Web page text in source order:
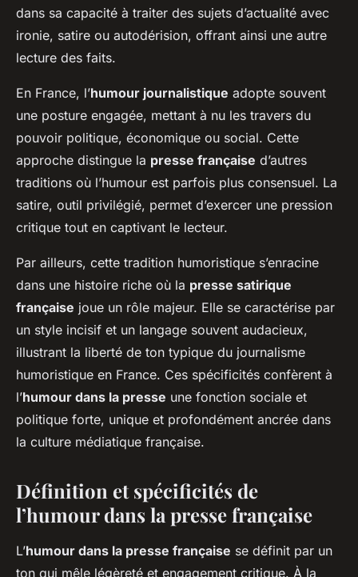
dans sa capacité à traiter des sujets d’actualité avec
ironie, satire ou autodérision, offrant ainsi une autre
lecture des faits.
En France, l’humour journalistique adopte souvent
une posture engagée, mettant à nu les travers du
pouvoir politique, économique ou social. Cette
approche distingue la presse française d’autres
traditions où l’humour est parfois plus consensuel. La
satire, outil privilégié, permet d’exercer une pression
critique tout en captivant le lecteur.
Par ailleurs, cette tradition humoristique s’enracine
dans une histoire riche où la presse satirique
française joue un rôle majeur. Elle se caractérise par
un style incisif et un langage souvent audacieux,
illustrant la liberté de ton typique du journalisme
humoristique en France. Ces spécificités confèrent à
l’humour dans la presse une fonction sociale et
politique forte, unique et profondément ancrée dans
la culture médiatique française.
Définition et spécificités de
l’humour dans la presse française
L’humour dans la presse française se définit par un
ton qui mêle légèreté et engagement critique. À la